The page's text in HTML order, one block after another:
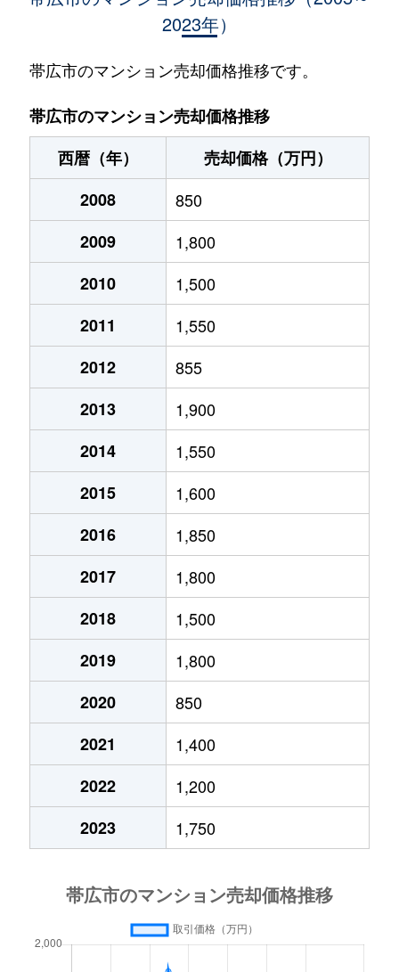
2023年）
帯広市のマンション売却価格推移です。
帯広市のマンション売却価格推移
西暦（年）
売却価格（万円）
2008
850
2009
1,800
2010
1,500
2011
1,550
2012
855
2013
1,900
2014
1,550
2015
1,600
2016
1,850
2017
1,800
2018
1,500
2019
1,800
2020
850
2021
1,400
2022
1,200
2023
1,750